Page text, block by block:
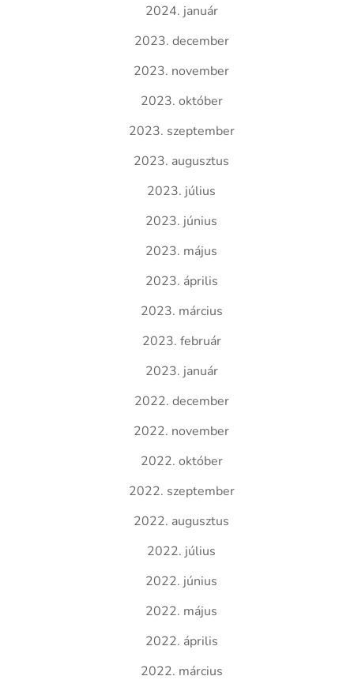
2024. január
2023. december
2023. november
2023. október
2023. szeptember
2023. augusztus
2023. július
2023. június
2023. május
2023. április
2023. március
2023. február
2023. január
2022. december
2022. november
2022. október
2022. szeptember
2022. augusztus
2022. július
2022. június
2022. május
2022. április
2022. március